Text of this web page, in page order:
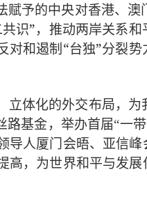
予的中央对香港、澳
识”，推动两岸关系
和遏制“台独”分裂势
立体化的外交布局，为
基金，举办首届“一
人厦门会晤、亚信峰
高，为世界和平与发